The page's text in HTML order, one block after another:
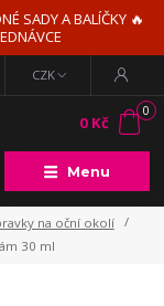
SADY A BALÍČKY 🔥
Menu
CZK
0
0 Kč
na oční okolí
30 ml